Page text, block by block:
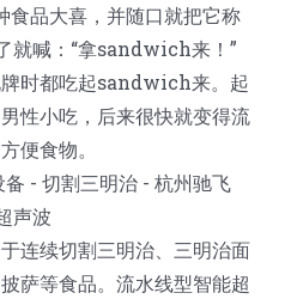
品大喜，并随口就把它称
就喊：“拿sandwich来！”
时都吃起sandwich来。起
性小吃，后来很快就变得流
便食物。
连续切割三明治、三明治面
萨等食品。流水线型智能超